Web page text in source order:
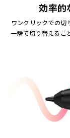
効率的
ワンクリックでの切
一瞬で切り替えるこ